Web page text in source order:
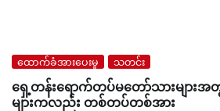
ထောက်ခံအားပေးမှု သတင်း
ရှေ့တန်းရောက်တပ်မတော်သားများ
များကလည်း တစ်တပ်တစ်အား